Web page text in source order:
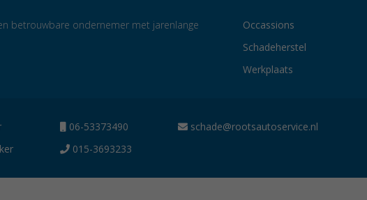
betrouwbare ondernemer met jarenlange
Occassions
Schadeherstel
Werkplaats
06-53373490
015-3693233
schade@rootsautoservice.nl